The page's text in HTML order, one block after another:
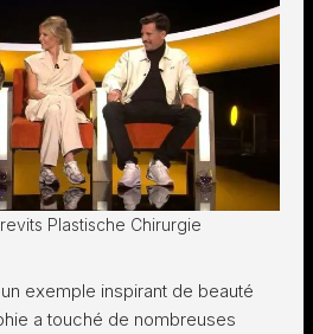
Plastische Chirurgie
exemple inspirant de beauté
a touché de nombreuses